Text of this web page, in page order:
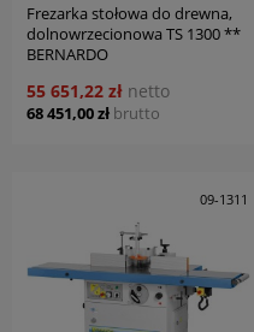
Frezarka stołowa do drewna,
dolnowrzecionowa TS 1300 **
BERNARDO
68 451,00 zł brutto
55 651,22 zł netto
09-1311